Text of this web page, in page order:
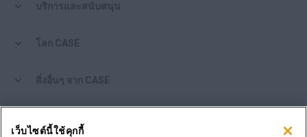
บริการและสนับสนุน
โลก CASE
สิ่งอื่นๆ จาก CASE
เว็บไซต์นี้ใช้คุกกี้